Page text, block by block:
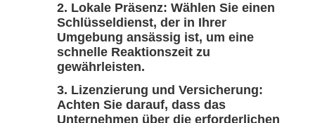
Lokale Präsenz: Wählen Sie einen
Schlüsseldienst, der in Ihrer
Umgebung ansässig ist, um eine
schnelle Reaktionszeit zu
gewährleisten.
Lizenzierung und Versicherung:
Achten Sie darauf, dass das
Unternehmen über die erforderlichen